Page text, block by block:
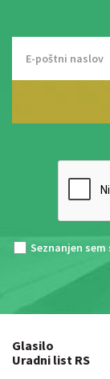
Seznanjen sem
Glasilo
Uradni list RS